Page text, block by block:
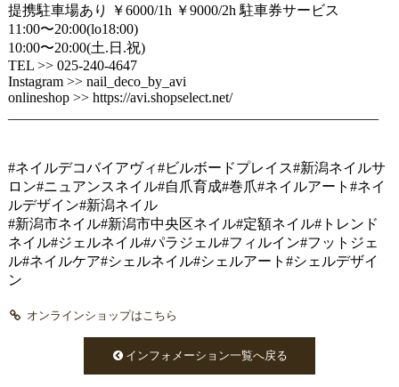
提携駐車場あり ￥6000/1h ￥9000/2h 駐車券サービス
11:00〜20:00(lo18:00)
10:00〜20:00(土.日.祝)
TEL >> 025-240-4647
Instagram >> nail_deco_by_avi
onlineshop >> https://avi.shopselect.net/
#ネイルデコバイアヴィ#ビルボードプレイス#新潟ネイルサ
ロン#ニュアンスネイル#自爪育成#巻爪#ネイルアート#ネイ
ルデザイン#新潟ネイル
#新潟市ネイル#新潟市中央区ネイル#定額ネイル#トレンド
ネイル#ジェルネイル#パラジェル#フィルイン#フットジェ
ル#ネイルケア#シェルネイル#シェルアート#シェルデザイ
ン
オンラインショップはこちら
インフォメーション一覧へ戻る